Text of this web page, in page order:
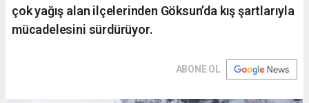
çok yağış alan ilçelerinden Göksun’da kış şartlarıyla
mücadelesini sürdürüyor.
ABONE OL